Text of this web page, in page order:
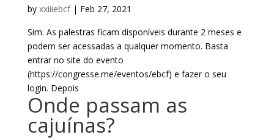
by xxiiiebcf| Feb 27, 2021
Sim. As palestras ficam disponíveis durante 2 meses e
podem ser acessadas a qualquer momento. Basta
entrar no site do evento
(https://congresse.me/eventos/ebcf) e fazer o seu
login. Depois
Onde passam as
cajuínas?